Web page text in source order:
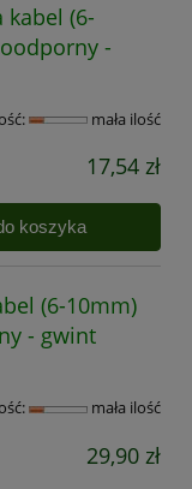
kabel (6-
-
mała ilość
17,54 zł
koszyka
(6-10mm)
- gwint
mała ilość
29,90 zł